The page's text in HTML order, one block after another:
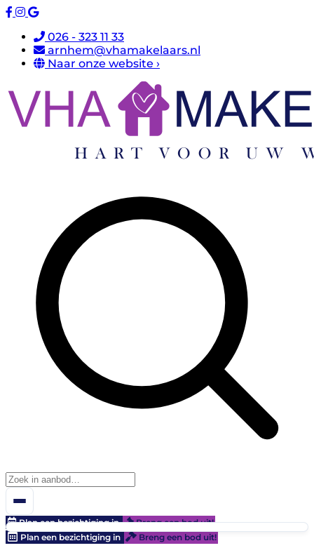
026 - 323 11 33
arnhem@vhamakelaars.nl
Naar onze website ›
Plan een bezichtiging in
Breng een bod uit!
Plan een bezichtiging in
Breng een bod uit!